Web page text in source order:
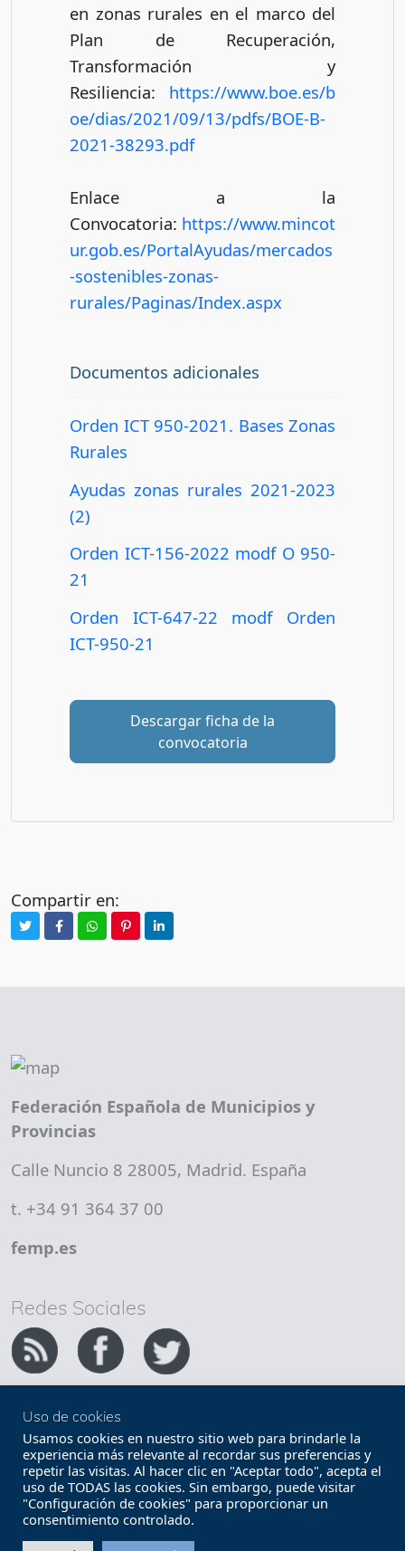
en zonas rurales en el marco del
Plan de Recuperación,
Transformación y
Resiliencia: https://www.boe.es/b
oe/dias/2021/09/13/pdfs/BOE-B-
2021-38293.pdf
Enlace a la
Convocatoria: https://www.mincot
ur.gob.es/PortalAyudas/mercados
-sostenibles-zonas-
rurales/Paginas/Index.aspx
Documentos adicionales
Orden ICT 950-2021. Bases Zonas
Rurales
Ayudas zonas rurales 2021-2023
(2)
Orden ICT-156-2022 modf O 950-
21
Orden ICT-647-22 modf Orden
ICT-950-21
Descargar ficha de la
convocatoria
Compartir en:
Federación Española de Municipios y
Provincias
Calle Nuncio 8 28005, Madrid. España
t. +34 91 364 37 00
femp.es
Redes Sociales
Copyright FEMP
Accesibilidad
Términos legales
Política de privacidad
Términos y condiciones de uso
Mapa web
Uso de cookies
Usamos cookies en nuestro sitio web para brindarle la
experiencia más relevante al recordar sus preferencias y
repetir las visitas. Al hacer clic en "Aceptar todo", acepta el
uso de TODAS las cookies. Sin embargo, puede visitar
"Configuración de cookies" para proporcionar un
consentimiento controlado.